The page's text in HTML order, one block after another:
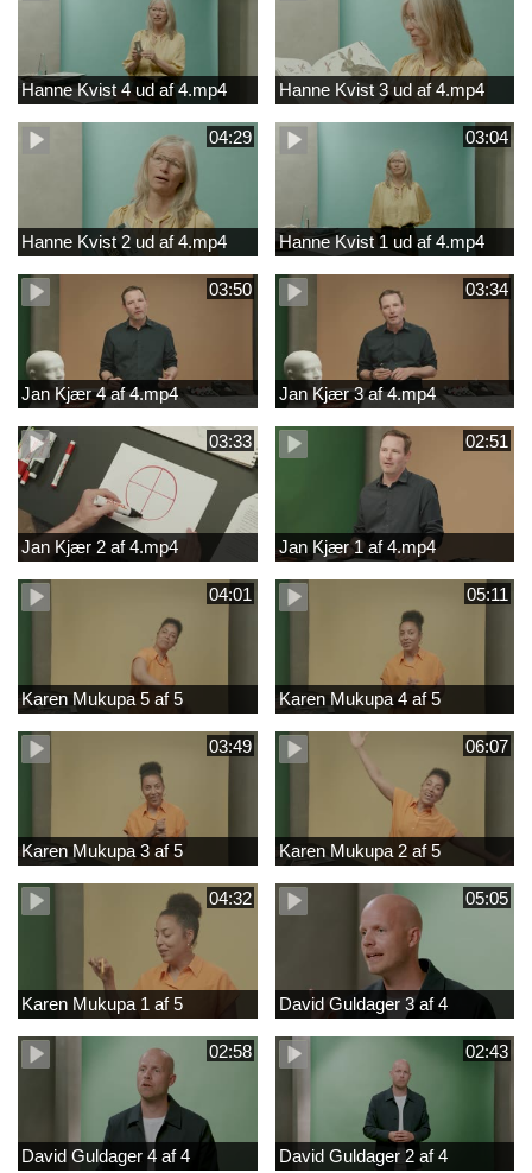
Hanne Kvist 4 ud af 4.mp4 Hanne Kvist 3 ud af 4.mp4
04:29
Hanne Kvist 2 ud af 4.mp4
03:04
Hanne Kvist 1 ud af 4.mp4
03:50
Jan Kjær 4 af 4.mp4
03:34
Jan Kjær 3 af 4.mp4
03:33
Jan Kjær 2 af 4.mp4
02:51
Jan Kjær 1 af 4.mp4
04:01
Karen Mukupa 5 af 5
05:11
Karen Mukupa 4 af 5
03:49
Karen Mukupa 3 af 5
06:07
Karen Mukupa 2 af 5
04:32
Karen Mukupa 1 af 5
05:05
David Guldager 3 af 4
02:58
David Guldager 4 af 4
02:43
David Guldager 2 af 4